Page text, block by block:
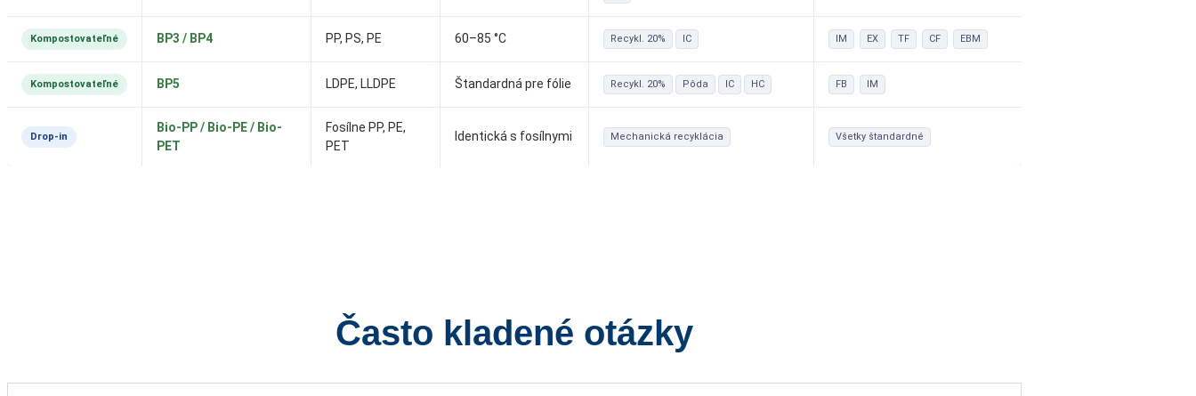
Kompostovateľné BP3 / BP4 PP, PS, PE 60–85 °C Recykl. 20% IC IM EX TF CF EBM
Kompostovateľné BP5 LDPE, LLDPE Štandardná pre fólie Recykl. 20% Pôda IC HC FB IM
Drop-in
Bio-PP / Bio-PE / Bio-
PET
Fosílne PP, PE,
PET
Identická s fosílnymi Mechanická recyklácia Všetky štandardné
Často kladené otázky